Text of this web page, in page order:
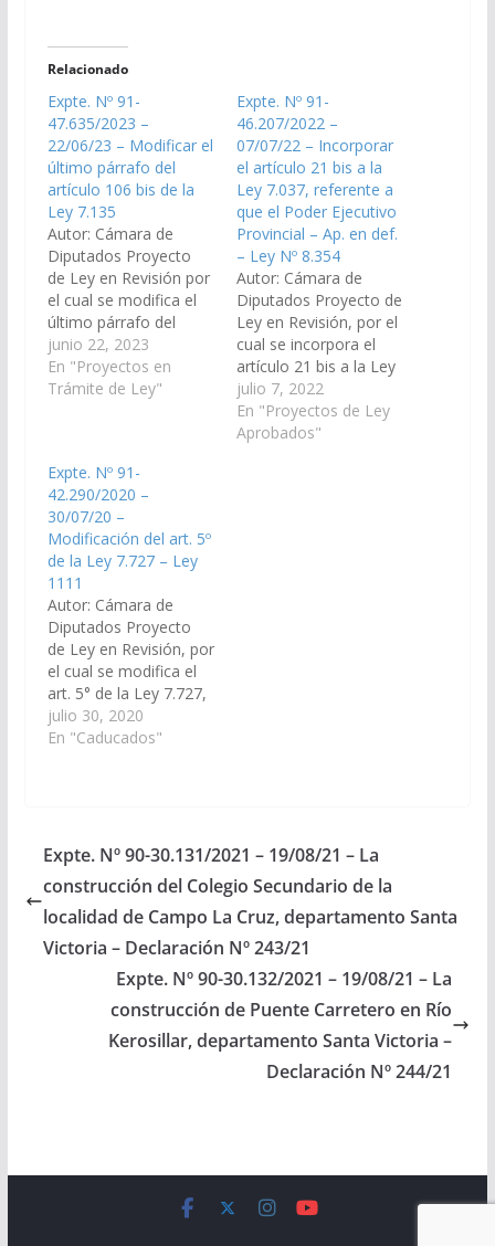
Relacionado
Expte. Nº 91-
47.635/2023 –
22/06/23 – Modificar el
último párrafo del
artículo 106 bis de la
Ley 7.135
Autor: Cámara de
Diputados Proyecto
de Ley en Revisión por
el cual se modifica el
último párrafo del
artículo 106 bis de la
Ley 7.135- Código
Contravencional de la
Incendio. (Expte. N° 91-
47.635/2023, a la
Comisión de
Legislación General,
del Trabajo y…
junio 22, 2023
En "Proyectos en
Trámite de Ley"
Expte. Nº 91-
46.207/2022 –
07/07/22 – Incorporar
el artículo 21 bis a la
Ley 7.037, referente a
que el Poder Ejecutivo
Provincial – Ap. en def.
– Ley Nº 8.354
Autor: Cámara de
Diputados Proyecto de
Ley en Revisión, por el
cual se incorpora el
artículo 21 bis a la Ley
7.037, referente a que
el Poder Ejecutivo
Provincial otorgue
julio 7, 2022
En "Proyectos de Ley
Aprobados"
Expte. Nº 91-
42.290/2020 –
30/07/20 –
Modificación del art. 5º
de la Ley 7.727 – Ley
1111
Autor: Cámara de
Diputados Proyecto
de Ley en Revisión, por
el cual se modifica el
art. 5° de la Ley 7.727,
referido a los afiliados
y beneficiarios del IPS.
Social). Ley 1111, de
fecha 03/03/2022.
Proyecto de Ley El
Senado…
julio 30, 2020
En "Caducados"
Expte. Nº 90-30.131/2021 – 19/08/21 – La
construcción del Colegio Secundario de la
localidad de Campo La Cruz, departamento Santa
Victoria – Declaración Nº 243/21
Expte. Nº 90-30.132/2021 – 19/08/21 – La
construcción de Puente Carretero en Río
Kerosillar, departamento Santa Victoria –
Declaración Nº 244/21